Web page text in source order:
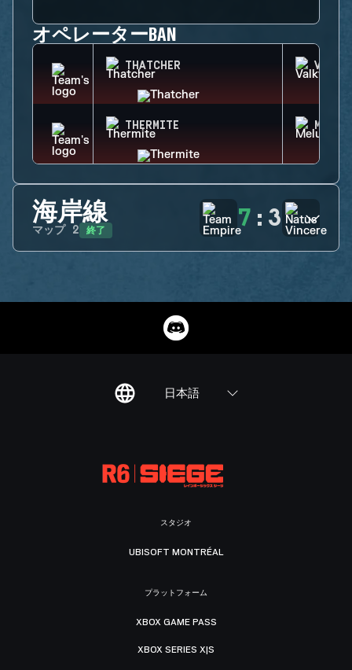
オペレーターBAN
THATCHER
THERMITE
海岸線
マップ 2 終了 7 : 3
日本語
スタジオ
UBISOFT MONTRÉAL
プラットフォーム
XBOX GAME PASS
XBOX SERIES X|S